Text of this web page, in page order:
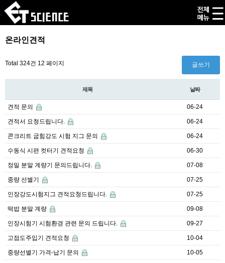
온라인견적
Total 324건 12 페이지 글쓰기
제목 날짜
견적 문의 06-24
견적서 요청드립니다. 06-24
콘크리트 굽힘강도 시험 지그 문의 06-24
수동식 시편 컷터기 견적요청 06-30
정밀 분말 계량기 문의드립니다. 07-08
중량 선별기 07-25
인장강도시험지그 견적요청드립니다. 07-25
떡밥 분말 계량 09-08
인장시험기 시험환경 관련 문의 드립니다. 09-27
고점도주입기 견적요청 10-04
중량선별기 가격-납기 문의 10-05